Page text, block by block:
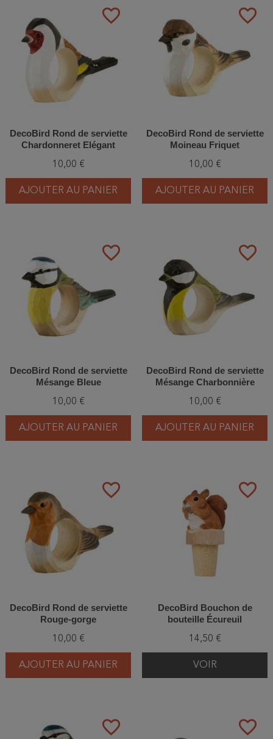
favorite_border
DecoBird Rond de serviette
Chardonneret Elégant
10,00 €
AJOUTER AU PANIER
favorite_border
DecoBird Rond de serviette
Moineau Friquet
10,00 €
AJOUTER AU PANIER
favorite_border
DecoBird Rond de serviette
Mésange Bleue
10,00 €
AJOUTER AU PANIER
favorite_border
DecoBird Rond de serviette
Mésange Charbonnière
10,00 €
AJOUTER AU PANIER
favorite_border
DecoBird Rond de serviette
Rouge-gorge
10,00 €
AJOUTER AU PANIER
favorite_border
DecoBird Bouchon de
bouteille Écureuil
14,50 €
VOIR
favorite_border favorite_border